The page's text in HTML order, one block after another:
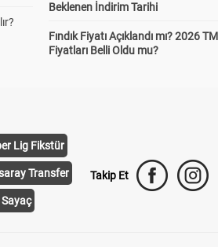
Beklenen İndirim Tarihi
Fındık Fiyatı Açıklandı mı? 2026
Fiyatları Belli Oldu mu?
Lig Fikstür
Transfer Takip Et